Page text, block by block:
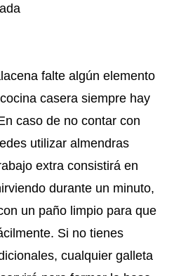
falte algún elemento
casera siempre hay
caso de no contar con
utilizar almendras
extra consistirá en
durante un minuto,
un paño limpio para que
Si no tienes
cualquier galleta